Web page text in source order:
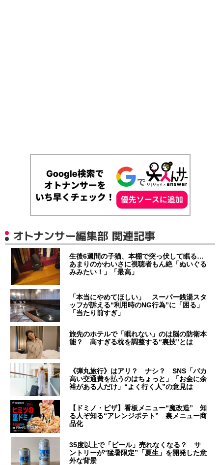
オトナンサー編集部 関連記事
生後6週間の子猫、本棚で突っ伏して眠る…
あまりのかわいさに視聴者もん絶「ぬいぐる
みみたい！」「最高」
「本当にやめてほしい」 スーパー銭湯スタ
ッフが訴える“利用時のNG行為”に「困る」
「当たり前すぎ」
旅先のホテルで「眠れない」のは脳の防衛本
能？ 高すぎる枕を調整する“裏技”とは
《弾丸旅行》はアリ？ ナシ？ SNS「バカ
高い交通費を払うのはちょっと」「お金に余
裕がある人だけ」“よく行く人”の意見は
【ドミノ・ピザ】看板メニュー“魔改造” 知
る人ぞ知る“アレンジポテト” 裏メニュー商
品化
35度以上で「ビール」売れなくなる？ サ
ントリーが“猛暑限定”「夏生」を開発した意
外な背景